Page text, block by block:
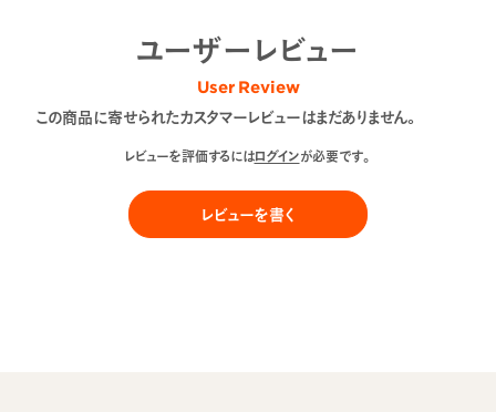
ユーザーレビュー
User Review
この商品に寄せられたカスタマーレビューはまだありません。
レビューを評価するにはログインが必要です。
レビューを書く